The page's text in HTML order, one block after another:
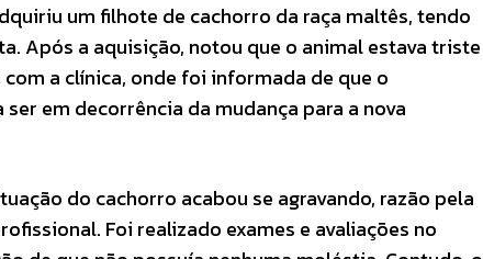
um filhote de cachorro da raça maltês, tendo
Após a aquisição, notou que o animal estava triste
a clínica, onde foi informada de que o
em decorrência da mudança para a nova
do cachorro acabou se agravando, razão pela
Foi realizado exames e avaliações no